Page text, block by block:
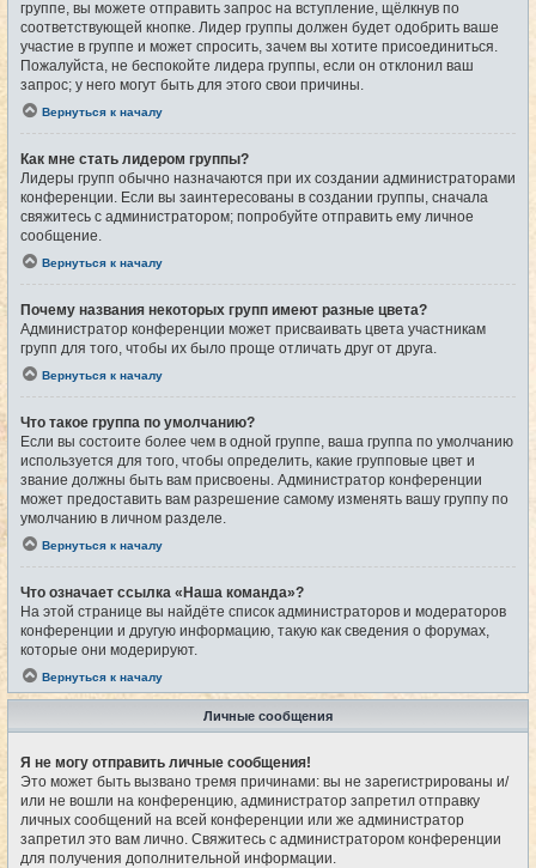
группе, вы можете отправить запрос на вступление, щёлкнув по
соответствующей кнопке. Лидер группы должен будет одобрить ваше
участие в группе и может спросить, зачем вы хотите присоединиться.
Пожалуйста, не беспокойте лидера группы, если он отклонил ваш
запрос; у него могут быть для этого свои причины.
Вернуться к началу
Как мне стать лидером группы?
Лидеры групп обычно назначаются при их создании администраторами
конференции. Если вы заинтересованы в создании группы, сначала
свяжитесь с администратором; попробуйте отправить ему личное
сообщение.
Вернуться к началу
Почему названия некоторых групп имеют разные цвета?
Администратор конференции может присваивать цвета участникам
групп для того, чтобы их было проще отличать друг от друга.
Вернуться к началу
Что такое группа по умолчанию?
Если вы состоите более чем в одной группе, ваша группа по умолчанию
используется для того, чтобы определить, какие групповые цвет и
звание должны быть вам присвоены. Администратор конференции
может предоставить вам разрешение самому изменять вашу группу по
умолчанию в личном разделе.
Вернуться к началу
Что означает ссылка «Наша команда»?
На этой странице вы найдёте список администраторов и модераторов
конференции и другую информацию, такую как сведения о форумах,
которые они модерируют.
Вернуться к началу
Личные сообщения
Я не могу отправить личные сообщения!
Это может быть вызвано тремя причинами: вы не зарегистрированы и/
или не вошли на конференцию, администратор запретил отправку
личных сообщений на всей конференции или же администратор
запретил это вам лично. Свяжитесь с администратором конференции
для получения дополнительной информации.